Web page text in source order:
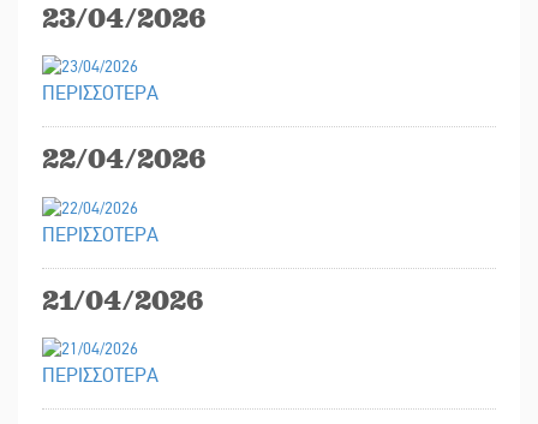
23/04/2026
ΠΕΡΙΣΣΟΤΕΡΑ
22/04/2026
ΠΕΡΙΣΣΟΤΕΡΑ
21/04/2026
ΠΕΡΙΣΣΟΤΕΡΑ